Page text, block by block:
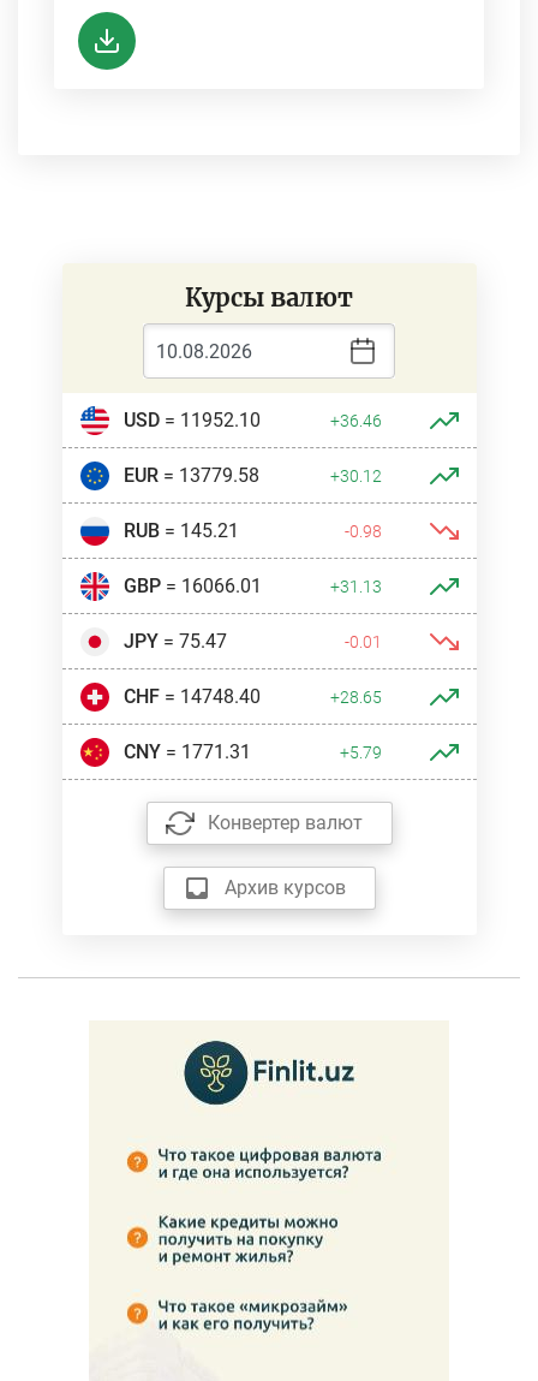
Курсы валют
USD= 11952.10 +36.46
EUR= 13779.58 +30.12
RUB= 145.21 -0.98
GBP= 16066.01 +31.13
JPY= 75.47 -0.01
CHF= 14748.40 +28.65
CNY= 1771.31 +5.79
Конвертер валют
Архив курсов